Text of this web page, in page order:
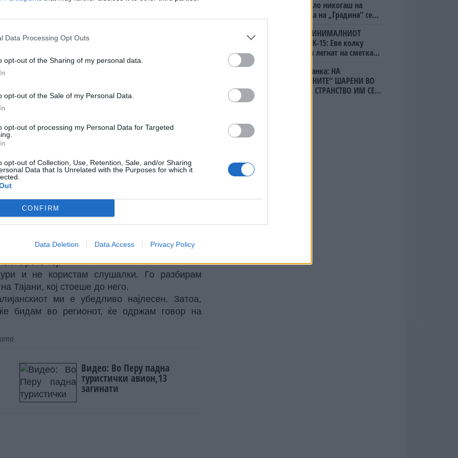
Data Processing Opt Outs
opt-out of the Sharing of my personal data.
opt-out of the Sale of my Personal Data.
opt-out of processing my Personal Data for Targeted
opt-out of Collection, Use, Retention, Sale, and/or Sharing
Data that Is Unrelated with the Purposes for which it
CONFIRM
Data Deletion Data Access Privacy Policy
влада и министер за надворешни работи
државен секретар
за надворешни работи во Рим,
на неговото потекло од Пиемонт и го
овие информации, тоа е неверојатно
да се вратам, да го посетам регионот, да
со минатото. Се надевам дека тоа ќе
рече Рубио.
и италијанско потекло и кој покрај
сега ќе се обиде да научи италијански.
учење јазици Babbel истече, треба да ја
рече тој.
и не користам слушалки. Го разбирам
Тајани, кој стоеше до него.
ми е убедливо најлесен. Затоа,
бидам во регионот, ќе одржам говор на
Видео: Во Перу падна
туристички авион,13
загинати
Вака не било никогаш на
„Евзони“, а на „Градина“ се
СКОКНА МИНИМАЛНИОТ
ИЗНОС ЗА К-15: Еве колку
пари ќе ви легнат на сметка
Народна банка: НА
“НЕВЛАДИНИТЕ“ ШАРЕНИ ВО
СРБИЈА ОД СТРАНСТВО ИМ СЕ